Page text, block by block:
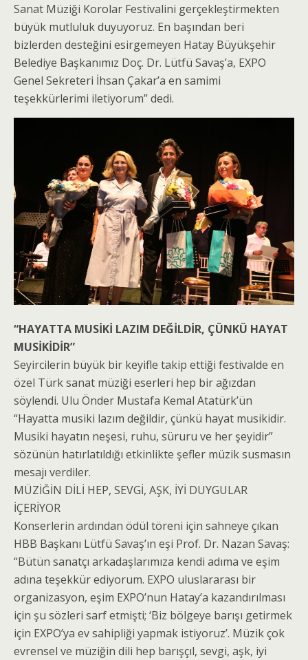
Sanat Müziği Korolar Festivalini gerçekleştirmekten
büyük mutluluk duyuyoruz. En başından beri
bizlerden desteğini esirgemeyen Hatay Büyükşehir
Belediye Başkanımız Doç. Dr. Lütfü Savaş’a, EXPO
Genel Sekreteri İhsan Çakar’a en samimi
teşekkürlerimi iletiyorum” dedi.
“HAYATTA MUSİKİ LAZIM DEĞİLDİR, ÇÜNKÜ HAYAT
MUSİKİDİR”
Seyircilerin büyük bir keyifle takip ettiği festivalde en
özel Türk sanat müziği eserleri hep bir ağızdan
söylendi. Ulu Önder Mustafa Kemal Atatürk’ün
“Hayatta musiki lazım değildir, çünkü hayat musikidir.
Musiki hayatın neşesi, ruhu, süruru ve her şeyidir”
sözünün hatırlatıldığı etkinlikte şefler müzik susmasın
mesajı verdiler.
MÜZİĞİN DİLİ HEP, SEVGİ, AŞK, İYİ DUYGULAR
İÇERİYOR
Konserlerin ardından ödül töreni için sahneye çıkan
HBB Başkanı Lütfü Savaş’ın eşi Prof. Dr. Nazan Savaş:
“Bütün sanatçı arkadaşlarımıza kendi adıma ve eşim
adına teşekkür ediyorum. EXPO uluslararası bir
organizasyon, eşim EXPO’nun Hatay’a kazandırılması
için şu sözleri sarf etmişti; ‘Biz bölgeye barışı getirmek
için EXPO’ya ev sahipliği yapmak istiyoruz’. Müzik çok
evrensel ve müziğin dili hep barışçıl, sevgi, aşk, iyi